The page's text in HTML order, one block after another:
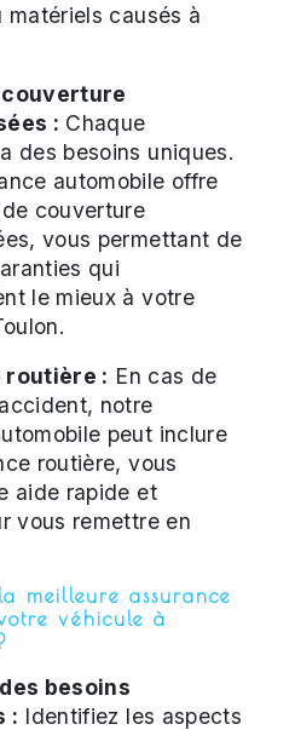
matériels causés à
: Chaque
des besoins uniques.
automobile offre
couverture
vous permettant de
qui
le mieux à votre
routière : En cas de
notre
peut inclure
routière, vous
aide rapide et
vous remettre en
meilleure assurance
véhicule à
besoins
: Identifiez les aspects